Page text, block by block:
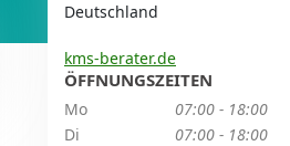
Deutschland
kms-berater.de
ÖFFNUNGSZEITEN
Mo
07:00 - 18:00
Di
07:00 - 18:00